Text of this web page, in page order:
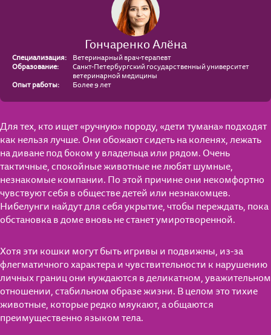
Гончаренко Алёна
Специализация:
Ветеринарный врач-терапевт
Образование:
Санкт-Петербургский государственный университет
ветеринарной медицины
Опыт работы:
Более 9 лет
Для тех, кто ищет «ручную» породу, «дети тумана» подходят
как нельзя лучше. Они обожают сидеть на коленях, лежать
на диване под боком у владельца или рядом. Очень
тактичные, спокойные животные не любят шумные,
незнакомые компании. По этой причине они некомфортно
чувствуют себя в обществе детей или незнакомцев.
Нибелунги найдут для себя укрытие, чтобы переждать, пока
обстановка в доме вновь не станет умиротворенной.
Хотя эти кошки могут быть игривы и подвижны, из-за
флегматичного характера и чувствительности к нарушению
личных границ они нуждаются в деликатном, уважительном
отношении, стабильном образе жизни. В целом это тихие
животные, которые редко мяукают, а общаются
преимущественно языком тела.